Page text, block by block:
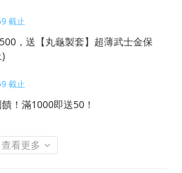
截止
，送【丸龜製套】超薄武士金保
截止
！滿1000即送50！
查看更多